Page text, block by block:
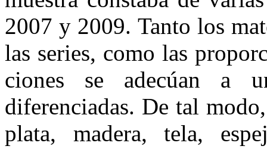
2007 y 2009. Tanto los
las series, como las
ciones se adecúan a
diferenciadas. De tal
plata, madera, tela,